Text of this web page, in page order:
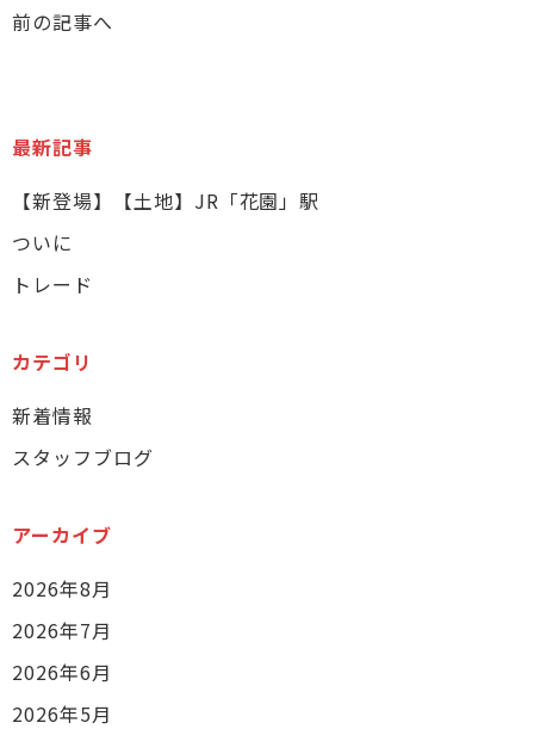
前の記事へ
最新記事
【新登場】【土地】JR「花園」駅
ついに
トレード
カテゴリ
新着情報
スタッフブログ
アーカイブ
2026年8月
2026年7月
2026年6月
2026年5月